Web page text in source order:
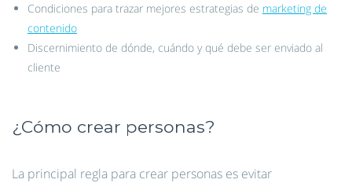
Condiciones para trazar mejores estrategias de marketing de
contenido
Discernimiento de dónde, cuándo y qué debe ser enviado al
cliente
¿Cómo crear personas?
La principal regla para crear personas es evitar